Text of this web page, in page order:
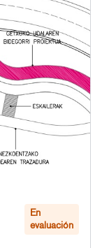
En
evaluación